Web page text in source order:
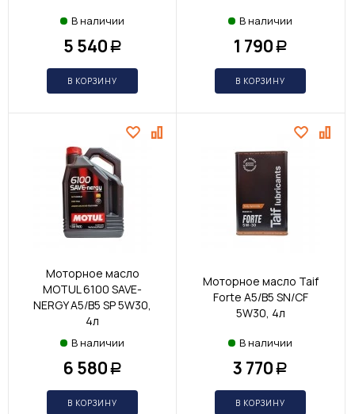
В наличии
5 540 Р
В КОРЗИНУ
В наличии
1 790 Р
В КОРЗИНУ
Моторное масло
MOTUL 6100 SAVE-
NERGY A5/B5 SP 5W30,
4л
В наличии
6 580 Р
В КОРЗИНУ
Моторное масло Taif
Forte A5/B5 SN/CF
5W30, 4л
В наличии
3 770 Р
В КОРЗИНУ